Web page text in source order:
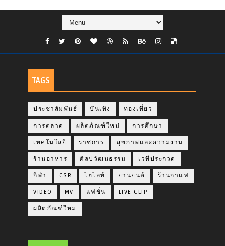
TAGS
ประชาสัมพันธ์ บันเทิง ท่องเที่ยว
การตลาด ผลิตภัณฑ์ใหม่ การศึกษา
เทคโนโลยี ราชการ สุขภาพและความงาม
ร้านอาหาร ศิลปวัฒนธรรม เวทีประกวด
กีฬา CSR ไฮไลท์ ยานยนต์ ร้านกาแฟ
VIDEO MV แฟชั่น LIVE CLIP
ผลิตภัณฑ์ใหม